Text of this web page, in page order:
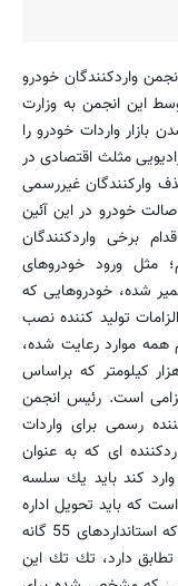
واردکنندگان خودرو
این انجمن به وزارت
بازار واردات خودرو را
مثلث اقتصادی در
واركنندگان غیررسمی
خودرو در این آئین
برخی واردكنندگان
مثل ورود خودروهای
شده، خودروهایی كه
تولید كننده نصب
موارد رعایت شده،
امكان برخورداری از گارانتی 5 سال 150 هزار كیلومتر كه براساس
است. رئیس انجمن
رسمی برای واردات
ای كه به عنوان
كند باید یك سلسه
كه باید تحویل اداره
استاندارد بشود و از نظر استانداردهای خودرویی كه استانداردهای 55 گانه
سواری 46 موردش تطابق دارد، تك تك این